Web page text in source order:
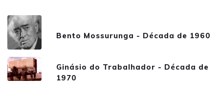
Bento Mossurunga - Década de 1960
Ginásio do Trabalhador - Década de
1970